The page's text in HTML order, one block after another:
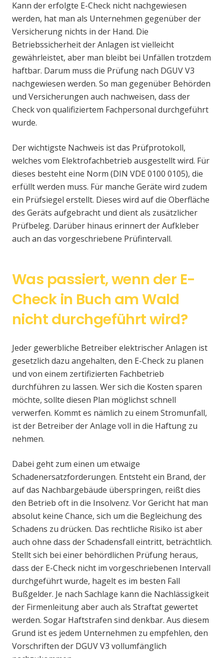
Kann der erfolgte E-Check nicht nachgewiesen
werden, hat man als Unternehmen gegenüber der
Versicherung nichts in der Hand. Die
Betriebssicherheit der Anlagen ist vielleicht
gewährleistet, aber man bleibt bei Unfällen trotzdem
haftbar. Darum muss die Prüfung nach DGUV V3
nachgewiesen werden. So man gegenüber Behörden
und Versicherungen auch nachweisen, dass der
Check von qualifiziertem Fachpersonal durchgeführt
wurde.
Der wichtigste Nachweis ist das Prüfprotokoll,
welches vom Elektrofachbetrieb ausgestellt wird. Für
dieses besteht eine Norm (DIN VDE 0100 0105), die
erfüllt werden muss. Für manche Geräte wird zudem
ein Prüfsiegel erstellt. Dieses wird auf die Oberfläche
des Geräts aufgebracht und dient als zusätzlicher
Prüfbeleg. Darüber hinaus erinnert der Aufkleber
auch an das vorgeschriebene Prüfintervall.
Was passiert, wenn der E-
Check in Buch am Wald
nicht durchgeführt wird?
Jeder gewerbliche Betreiber elektrischer Anlagen ist
gesetzlich dazu angehalten, den E-Check zu planen
und von einem zertifizierten Fachbetrieb
durchführen zu lassen. Wer sich die Kosten sparen
möchte, sollte diesen Plan möglichst schnell
verwerfen. Kommt es nämlich zu einem Stromunfall,
ist der Betreiber der Anlage voll in die Haftung zu
nehmen.
Dabei geht zum einen um etwaige
Schadenersatzforderungen. Entsteht ein Brand, der
auf das Nachbargebäude überspringen, reißt dies
den Betrieb oft in die Insolvenz. Vor Gericht hat man
absolut keine Chance, sich um die Begleichung des
Schadens zu drücken. Das rechtliche Risiko ist aber
auch ohne dass der Schadensfall eintritt, beträchtlich.
Stellt sich bei einer behördlichen Prüfung heraus,
dass der E-Check nicht im vorgeschriebenen Intervall
durchgeführt wurde, hagelt es im besten Fall
Bußgelder. Je nach Sachlage kann die Nachlässigkeit
der Firmenleitung aber auch als Straftat gewertet
werden. Sogar Haftstrafen sind denkbar. Aus diesem
Grund ist es jedem Unternehmen zu empfehlen, den
Vorschriften der DGUV V3 vollumfänglich